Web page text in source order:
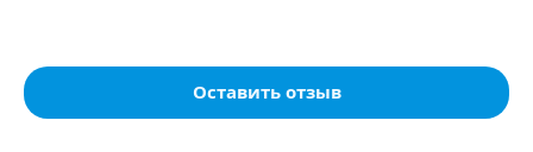
Оставить отзыв